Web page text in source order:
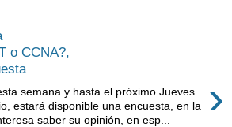
o CCNA?,
›
semana y hasta el próximo Jueves
estará disponible una encuesta, en la
saber su opinión, en esp...